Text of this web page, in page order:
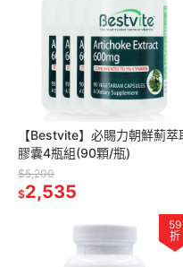
【Bestvite】必賜力朝鮮薊萃
膠囊4瓶組(90顆/瓶)
$5,200
$2,535
59
折